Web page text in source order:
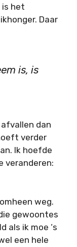
is het
Daar
is, is
dan
verder
Ik hoefde
veranderen:
weg.
gewoontes
als ik moe ‘s
een hele